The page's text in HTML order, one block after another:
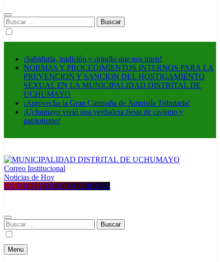
Buscar:
¡Sabiduría, tradición y orgullo que nos unen!
NORMAS Y PROCEDIMIENTOS INTERNOS PARA LA
PREVENCION Y SANCION DEL HOSTIGAMIENTO
SEXUAL EN LA MUNICIPALIDAD DISTRITAL DE
UCHUMAYO
¡Aprovecha la Gran Campaña de Amnistía Tributaria!
¡Uchumayo vivió una verdadera fiesta de civismo y
patriotismo!
MUNICIPALIDAD DISTRITAL DE UCHUMAYO
Construyendo una nueva Historia
Correo Institucional
Noticias de Hoy
EN VIVO DESDE FACEBOOK
Buscar:
Menu